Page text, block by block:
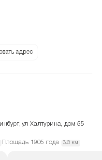
адрес
ул Халтурина, дом 55
Площадь 1905 года 3.3 км